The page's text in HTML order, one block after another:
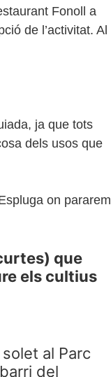
Fonoll a
de l’activitat. Al
ja que tots
dels usos que
on pararem
que
els cultius
al Parc
del